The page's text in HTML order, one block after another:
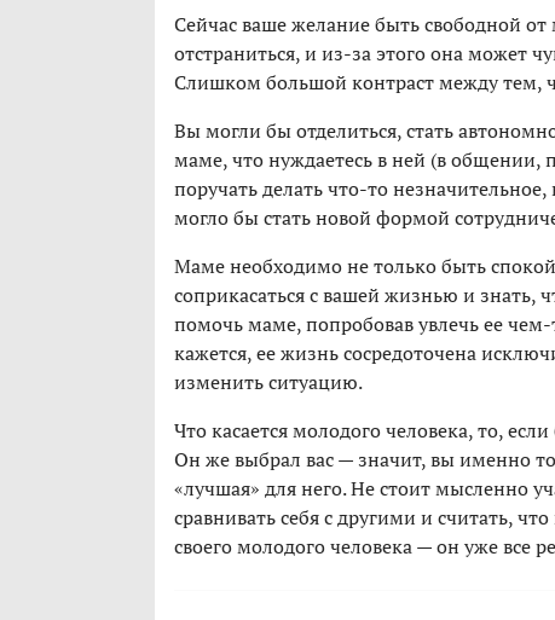
Сейчас ваше желание быть свободной
отстраниться, и из-за этого она может
Слишком большой контраст между тем,
Вы могли бы отделиться, стать
маме, что нуждаетесь в ней (в общении,
поручать делать что-то
могло бы стать новой формой
Маме необходимо не только быть
соприкасаться с вашей жизнью и знать,
помочь маме, попробовав увлечь ее
кажется, ее жизнь сосредоточена
изменить ситуацию.
Что касается молодого человека, то,
Он же выбрал вас — значит, вы именно
«лучшая» для него. Не стоит мысленно
сравнивать себя с другими и считать,
своего молодого человека — он уже все